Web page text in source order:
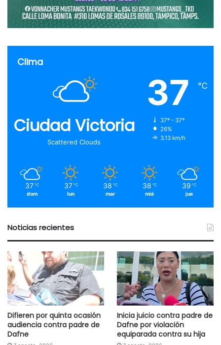
Clima
Ciudad Victoria
Scattered Clouds
37 ℃
37º - 37º
26%
3.13 km/h
37 ℃
dom
37 ℃
lun
38 ℃
mar
38 ℃
mié
39 ℃
jue
Noticias recientes
Difieren por quinta ocasión
audiencia contra padre de
Dafne
Inicia juicio contra padre de
Dafne por violación
equiparada contra su hija